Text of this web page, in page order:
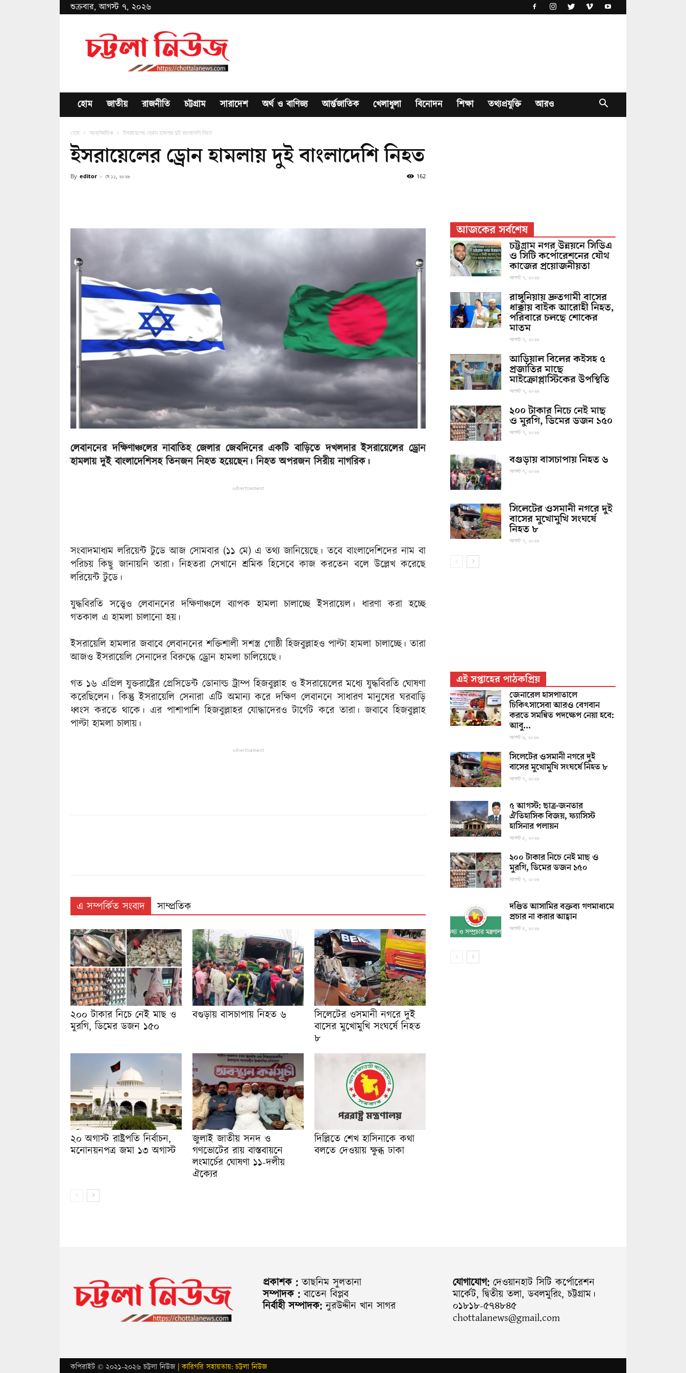
শুক্রবার, আগস্ট ৭, ২০২৬
Chottala
News
হোম জাতীয় রাজনীতি চট্টগ্রাম সারাদেশ অর্থ ও বাণিজ্য আর্ন্তজাতিক খেলাধুলা বিনোদন শিক্ষা তথ্যপ্রযুক্তি আরও
হোম আর্ন্তজাতিক ইসরায়েলের ড্রোন হামলায় দুই বাংলাদেশি নিহত
ইসরায়েলের ড্রোন হামলায় দুই বাংলাদেশি নিহত
By editor - মে ১১, ২০২৬ 162
লেবাননের দক্ষিণাঞ্চলের নাবাতিহ জেলার জেবদিনের একটি বাড়িতে দখলদার ইসরায়েলের ড্রোন
হামলায় দুই বাংলাদেশিসহ তিনজন নিহত হয়েছেন। নিহত অপরজন সিরীয় নাগরিক।
Advertisement
সংবাদমাধ্যম লরিয়েন্ট টুডে আজ সোমবার (১১ মে) এ তথ্য জানিয়েছে। তবে বাংলাদেশিদের নাম বা
পরিচয় কিছু জানায়নি তারা। নিহতরা সেখানে শ্রমিক হিসেবে কাজ করতেন বলে উল্লেখ করেছে
লরিয়েন্ট টুডে।
যুদ্ধবিরতি সত্ত্বেও লেবাননের দক্ষিণাঞ্চলে ব্যাপক হামলা চালাচ্ছে ইসরায়েল। ধারণা করা হচ্ছে
গতকাল এ হামলা চালানো হয়।
ইসরায়েলি হামলার জবাবে লেবাননের শক্তিশালী সশস্ত্র গোষ্ঠী হিজবুল্লাহও পাল্টা হামলা চালাচ্ছে। তারা
আজও ইসরায়েলি সেনাদের বিরুদ্ধে ড্রোন হামলা চালিয়েছে।
গত ১৬ এপ্রিল যুক্তরাষ্ট্রের প্রেসিডেন্ট ডোনাল্ড ট্রাম্প হিজবুল্লাহ ও ইসরায়েলের মধ্যে যুদ্ধবিরতি ঘোষণা
করেছিলেন। কিন্তু ইসরায়েলি সেনারা এটি অমান্য করে দক্ষিণ লেবাননে সাধারণ মানুষের ঘরবাড়ি
ধ্বংস করতে থাকে। এর পাশাপাশি হিজবুল্লাহর যোদ্ধাদেরও টার্গেট করে তারা। জবাবে হিজবুল্লাহ
পাল্টা হামলা চালায়।
Advertisement
এ সম্পর্কিত সংবাদ সাম্প্রতিক
২০০ টাকার নিচে নেই মাছ ও
মুরগি, ডিমের ডজন ১৫০
বগুড়ায় বাসচাপায় নিহত ৬
সিলেটের ওসমানী নগরে দুই
বাসের মুখোমুখি সংঘর্ষে নিহত
৮
২০ অগাস্ট রাষ্ট্রপতি নির্বাচন,
মনোনয়নপত্র জমা ১৩ অগাস্ট
জুলাই জাতীয় সনদ ও
গণভোটের রায় বাস্তবায়নে
লংমার্চের ঘোষণা ১১-দলীয়
ঐক্যের
দিল্লিতে শেখ হাসিনাকে কথা
বলতে দেওয়ায় ক্ষুব্ধ ঢাকা
আজকের সর্বশেষ
চট্টগ্রাম নগর উন্নয়নে সিডিএ
ও সিটি কর্পোরেশনের যৌথ
কাজের প্রয়োজনীয়তা
আগস্ট ৭, ২০২৬
রাঙ্গুনিয়ায় দ্রুতগামী বাসের
ধাক্কায় বাইক আরোহী নিহত,
পরিবারে চলছে শোকের
মাতম
আগস্ট ৭, ২০২৬
আড়িয়াল বিলের কইসহ ৫
প্রজাতির মাছে
মাইক্রোপ্লাস্টিকের উপস্থিতি
আগস্ট ৭, ২০২৬
২০০ টাকার নিচে নেই মাছ
ও মুরগি, ডিমের ডজন ১৫০
আগস্ট ৭, ২০২৬
বগুড়ায় বাসচাপায় নিহত ৬
আগস্ট ৭, ২০২৬
সিলেটের ওসমানী নগরে দুই
বাসের মুখোমুখি সংঘর্ষে
নিহত ৮
আগস্ট ৭, ২০২৬
এই সপ্তাহের পাঠকপ্রিয়
জেনারেল হাসপাতালে
চিকিৎসাসেবা আরও বেগবান
করতে সমন্বিত পদক্ষেপ নেয়া হবে:
আবু...
আগস্ট ৬, ২০২৬
সিলেটের ওসমানী নগরে দুই
বাসের মুখোমুখি সংঘর্ষে নিহত ৮
আগস্ট ৭, ২০২৬
৫ আগস্ট: ছাত্র-জনতার
ঐতিহাসিক বিজয়, ফ্যাসিস্ট
হাসিনার পলায়ন
আগস্ট ৫, ২০২৬
২০০ টাকার নিচে নেই মাছ ও
মুরগি, ডিমের ডজন ১৫০
আগস্ট ৭, ২০২৬
দণ্ডিত আসামির বক্তব্য গণমাধ্যমে
প্রচার না করার আহ্বান
আগস্ট ৫, ২০২৬
প্রকাশক : তাছনিম সুলতানা
সম্পাদক : বাতেন বিপ্লব
নির্বাহী সম্পাদক: নুরউদ্দীন খান সাগর
যোগাযোগ: দেওয়ানহাট সিটি কর্পোরেশন
মার্কেট, দ্বিতীয় তলা, ডবলমুরিং, চট্টগ্রাম।
০১৮১৮-৫৭৪৮৪৫
chottalanews@gmail.com
কপিরাইট © ২০২১-২০২৬ চট্টলা নিউজ | কারিগরি সহায়তায়: চট্টলা নিউজ